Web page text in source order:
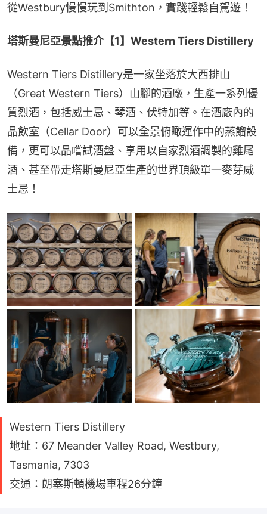
從Westbury慢慢玩到Smithton，實踐輕鬆自駕遊！
塔斯曼尼亞景點推介【1】Western Tiers Distillery
Western Tiers Distillery是一家坐落於大西排山
（Great Western Tiers）山腳的酒廠，生產一系列優
質烈酒，包括威士忌、琴酒、伏特加等。在酒廠內的
品飲室（Cellar Door）可以全景俯瞰運作中的蒸餾設
備，更可以品嚐試酒盤、享用以自家烈酒調製的雞尾
酒、甚至帶走塔斯曼尼亞生產的世界頂級單一麥芽威
士忌！
Western Tiers Distillery
地址：67 Meander Valley Road, Westbury,
Tasmania, 7303
交通：朗塞斯頓機場車程26分鐘